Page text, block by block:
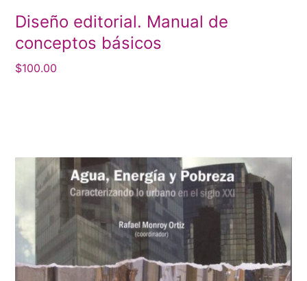
Diseño editorial. Manual de
conceptos básicos
$100.00